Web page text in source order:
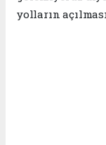
yolların